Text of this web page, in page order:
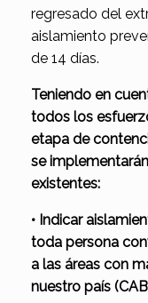
regresado del
aislamiento
de 14 días.
Teniendo en
todos los
etapa de
se
existentes:
• Indicar
toda persona
a las áreas con
nuestro país